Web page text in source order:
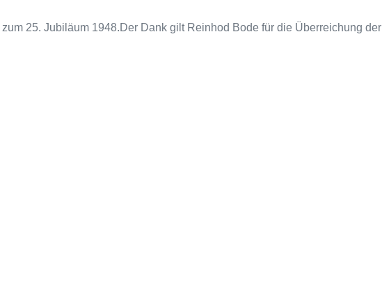
25. Jubiläum 1948.Der Dank gilt Reinhod Bode für die Überreichung der